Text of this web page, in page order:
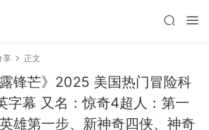
享 正文
锋芒》2025 美国热门冒险科
字幕 又名：惊奇4超人：第一
雄第一步、新神奇四侠、神奇